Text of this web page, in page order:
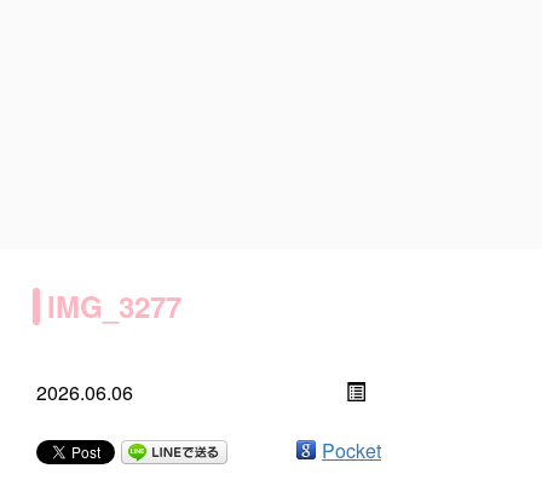
IMG_3277
2026.06.06
Pocket